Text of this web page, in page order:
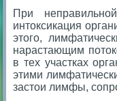
При
интоксикация
этого,
нарастающим
в тех участках
этими
застои лимфы,